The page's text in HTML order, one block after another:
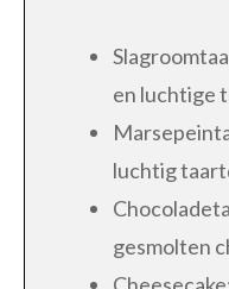
en luchtige
luchtig
gesmolten